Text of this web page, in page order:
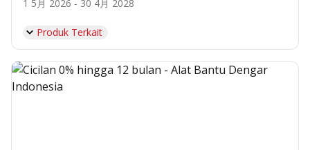
1 5月 2026 - 30 4月 2028
Produk Terkait